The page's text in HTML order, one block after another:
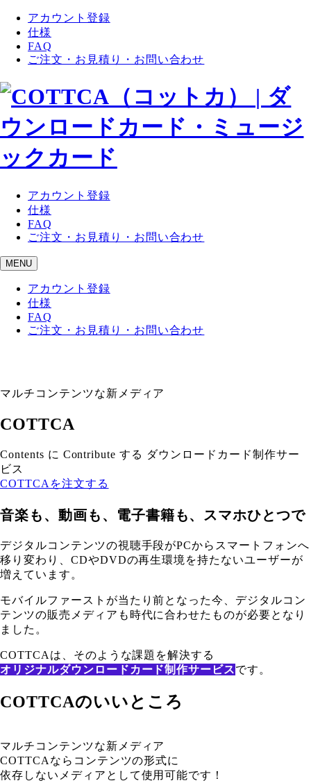
アカウント登録
仕様
FAQ
ご注文・お見積り・お問い合わせ
アカウント登録
仕様
FAQ
ご注文・お見積り・お問い合わせ
MENU
アカウント登録
仕様
FAQ
ご注文・お見積り・お問い合わせ
マルチコンテンツな新メディア
COTTCA
Contents に Contribute する ダウンロードカード制作サー
ビス
COTTCAを注文する
音楽も、動画も、電子書籍も、スマホひとつで
デジタルコンテンツの視聴手段がPCからスマートフォンへ
移り変わり、CDやDVDの再生環境を持たないユーザーが
増えています。
モバイルファーストが当たり前となった今、デジタルコン
テンツの販売メディアも時代に合わせたものが必要となり
ました。
COTTCAは、そのような課題を解決する
オリジナルダウンロードカード制作サービスです。
COTTCAのいいところ
マルチコンテンツな新メディア
COTTCAならコンテンツの形式に
依存しないメディアとして使用可能です！